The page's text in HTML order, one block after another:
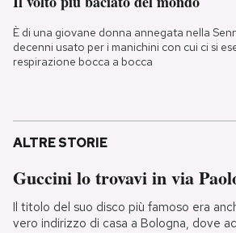
È di una giovane donna annegata nella
decenni usato per i manichini con cui ci si
respirazione bocca a bocca
ALTRE STORIE
Guccini lo trovavi in via
Il titolo del suo disco più famoso era
vero indirizzo di casa a Bologna, dove